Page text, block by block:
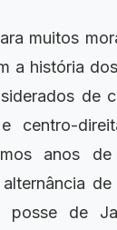
muitos
a história
de
e centro-
anos
posse de